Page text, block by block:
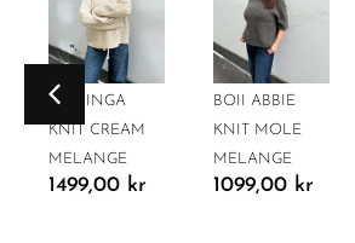
BOII INGA
KNIT CREAM
MELANGE
1499,00 kr
BOII ABBIE
KNIT MOLE
MELANGE
1099,00 kr